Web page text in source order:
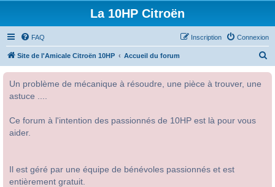
La 10HP Citroën
FAQ Connexion
Inscription
Site de l'Amicale Citroën 10HP Accueil du forum
Un problème de mécanique à résoudre, une pièce à trouver, une
astuce ....
Ce forum à l'intention des passionnés de 10HP est là pour vous
aider.
Il est géré par une équipe de bénévoles passionnés et est
entièrement gratuit.